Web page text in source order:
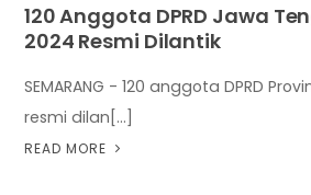
120 Anggota DPRD Jawa
2024 Resmi Dilantik
SEMARANG - 120 anggota DPRD
resmi dilan[...]
READ MORE